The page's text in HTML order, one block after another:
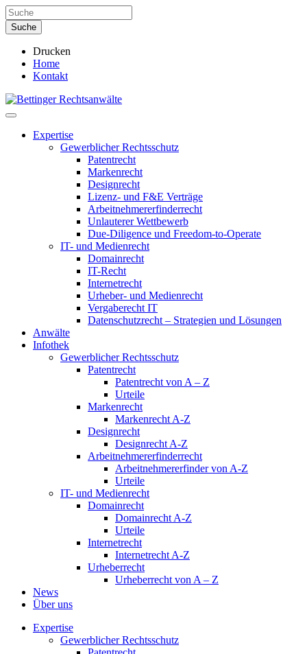
Drucken
Home
Kontakt
Expertise
Gewerblicher Rechtsschutz
Patentrecht
Markenrecht
Designrecht
Lizenz- und F&E Verträge
Arbeitnehmererfinderrecht
Unlauterer Wettbewerb
Due-Diligence und Freedom-to-Operate
IT- und Medienrecht
Domainrecht
IT-Recht
Internetrecht
Urheber- und Medienrecht
Vergaberecht IT
Datenschutzrecht – Strategien und Lösungen
Anwälte
Infothek
Gewerblicher Rechtsschutz
Patentrecht
Patentrecht von A – Z
Urteile
Markenrecht
Markenrecht A-Z
Designrecht
Designrecht A-Z
Arbeitnehmererfinderrecht
Arbeitnehmererfinder von A-Z
Urteile
IT- und Medienrecht
Domainrecht
Domainrecht A-Z
Urteile
Internetrecht
Internetrecht A-Z
Urheberrecht
Urheberrecht von A – Z
News
Über uns
Expertise
Gewerblicher Rechtsschutz